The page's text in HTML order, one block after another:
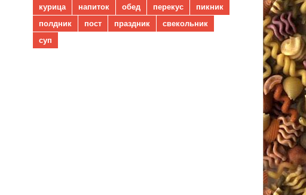
курица
напиток обед перекус
пикник
полдник
пост праздник
свекольник
суп